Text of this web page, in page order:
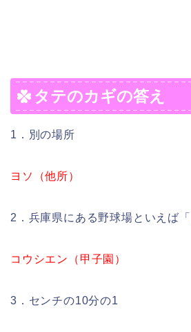
タテのカギの答え
1．別の場所
ヨソ（他所）
2．兵庫県にある野球場といえば
コウシエン（甲子園）
3．センチの10分の1